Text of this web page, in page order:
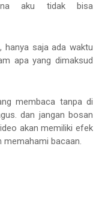
aku tidak bisa
hanya saja ada waktu
apa yang dimaksud
membaca tanpa di
dan jangan bosan
akan memiliki efek
memahami bacaan.